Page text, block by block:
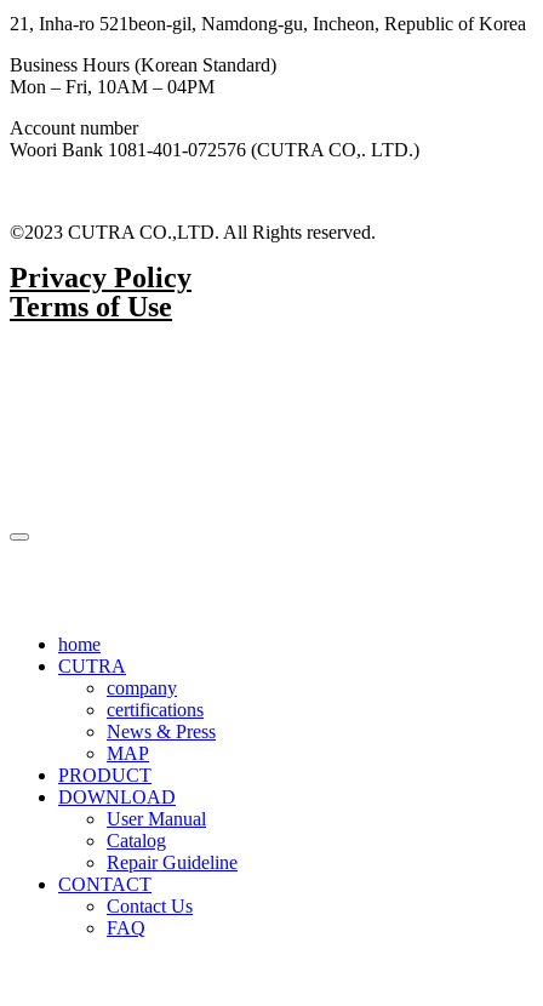
21, Inha-ro 521beon-gil, Namdong-gu, Incheon, Republic of Korea
Business Hours (Korean Standard)
Mon – Fri, 10AM – 04PM
Account number
Woori Bank 1081-401-072576 (CUTRA CO,. LTD.)
©2023 CUTRA CO.,LTD. All Rights reserved.
Privacy Policy
Terms of Use
home
CUTRA
company
certifications
News & Press
MAP
PRODUCT
DOWNLOAD
User Manual
Catalog
Repair Guideline
CONTACT
Contact Us
FAQ